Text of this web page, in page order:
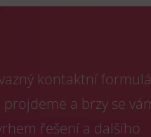
kontaktní
projdeme a brzy se
řešení a dalšího